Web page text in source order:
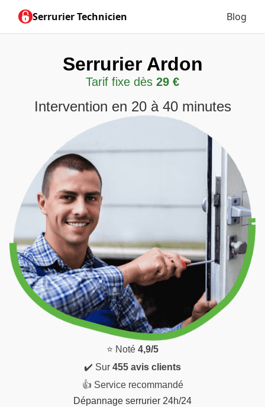
Serrurier Technicien Blog
Serrurier Ardon
Tarif fixe dès 29 €
Intervention en 20 à 40 minutes
⭐ Noté 4,9/5
✔️ Sur 455 avis clients
👍 Service recommandé
Dépannage serrurier 24h/24